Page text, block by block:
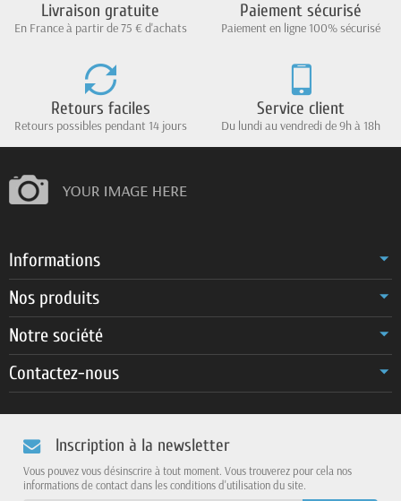
Livraison gratuite
En France à partir de 75 € d'achats
Paiement sécurisé
Paiement en ligne 100% sécurisé
Retours faciles
Retours possibles pendant 14 jours
Service client
Du lundi au vendredi de 9h à 18h
Informations
Nos produits
Notre société
Contactez-nous
Inscription à la newsletter
Vous pouvez vous désinscrire à tout moment. Vous trouverez pour cela nos
informations de contact dans les conditions d'utilisation du site.